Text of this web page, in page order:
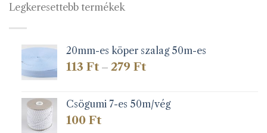
Legkeresettebb termékek
20mm-es köper szalag 50m-es
113 Ft – 279 FtÁrtartomány:
279 Ft
Csögumi 7-es 50m/vég
100 Ft